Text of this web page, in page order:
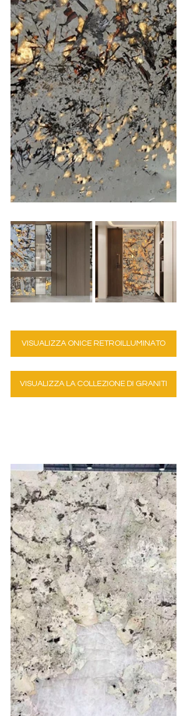
VISUALIZZA ONICE RETROILLUMINATO
VISUALIZZA LA COLLEZIONE DI GRANITI